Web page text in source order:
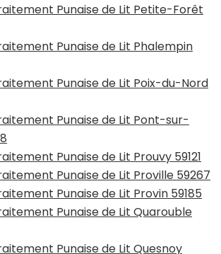
Punaise de Lit Petite-Forêt
Punaise de Lit Phalempin
Punaise de Lit Poix-du-Nord
Punaise de Lit Pont-sur-
Punaise de Lit Prouvy 59121
Punaise de Lit Proville 59267
Punaise de Lit Provin 59185
Punaise de Lit Quarouble
Punaise de Lit Quesnoy